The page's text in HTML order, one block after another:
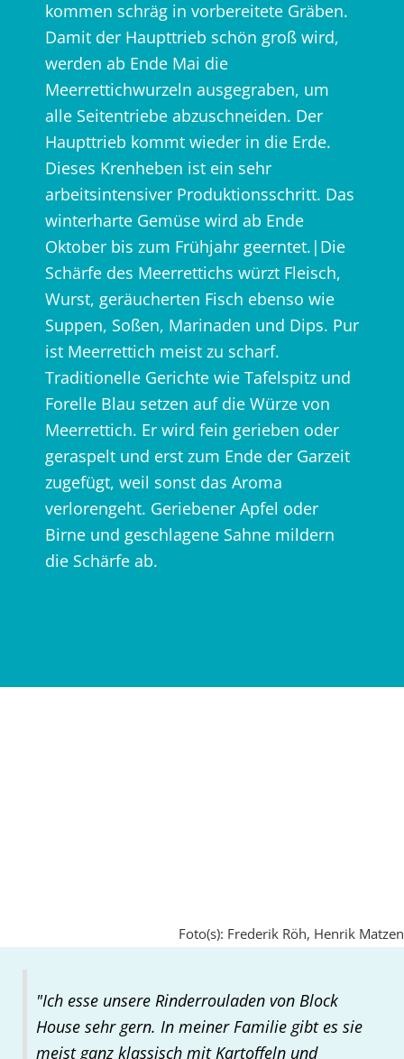
kommen schräg in vorbereitete Gräben.
Damit der Haupttrieb schön groß wird,
werden ab Ende Mai die
Meerrettichwurzeln ausgegraben, um
alle Seitentriebe abzuschneiden. Der
Haupttrieb kommt wieder in die Erde.
Dieses Krenheben ist ein sehr
arbeitsintensiver Produktionsschritt. Das
winterharte Gemüse wird ab Ende
Oktober bis zum Frühjahr geerntet.|Die
Schärfe des Meerrettichs würzt Fleisch,
Wurst, geräucherten Fisch ebenso wie
Suppen, Soßen, Marinaden und Dips. Pur
ist Meerrettich meist zu scharf.
Traditionelle Gerichte wie Tafelspitz und
Forelle Blau setzen auf die Würze von
Meerrettich. Er wird fein gerieben oder
geraspelt und erst zum Ende der Garzeit
zugefügt, weil sonst das Aroma
verlorengeht. Geriebener Apfel oder
Birne und geschlagene Sahne mildern
die Schärfe ab.
Foto(s): Frederik Röh, Henrik Matzen
"Ich esse unsere Rinderrouladen von Block
House sehr gern. In meiner Familie gibt es sie
meist ganz klassisch mit Kartoffeln und